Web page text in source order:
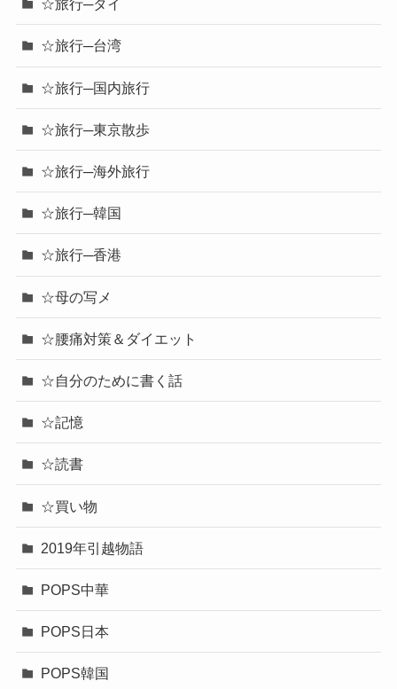
☆旅行─タイ
☆旅行─台湾
☆旅行─国内旅行
☆旅行─東京散歩
☆旅行─海外旅行
☆旅行─韓国
☆旅行─香港
☆母の写メ
☆腰痛対策＆ダイエット
☆自分のために書く話
☆記憶
☆読書
☆買い物
2019年引越物語
POPS中華
POPS日本
POPS韓国